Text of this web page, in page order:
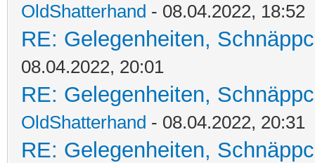
OldShatterhand - 08.04.2022, 18:52
RE: Gelegenheiten,
08.04.2022, 20:01
RE: Gelegenheiten,
OldShatterhand - 08.04.2022, 20:31
RE: Gelegenheiten,